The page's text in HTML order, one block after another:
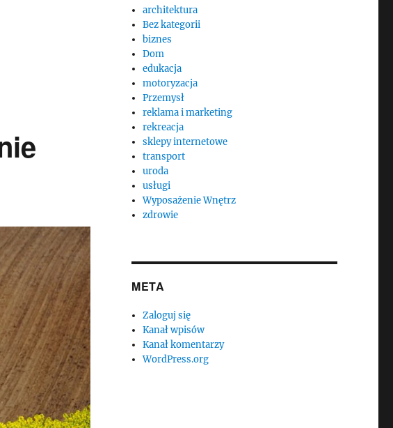
architektura
Bez kategorii
biznes
Dom
edukacja
motoryzacja
Przemysł
reklama i marketing
rekreacja
sklepy internetowe
transport
uroda
usługi
Wyposażenie Wnętrz
zdrowie
META
Zaloguj się
Kanał wpisów
Kanał komentarzy
WordPress.org